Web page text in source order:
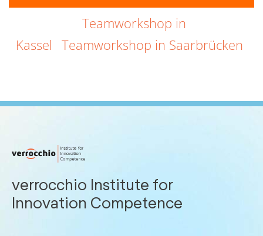
Teamworkshop in
Kassel Teamworkshop in Saarbrücken
verrocchio Institute for
Innovation Competence